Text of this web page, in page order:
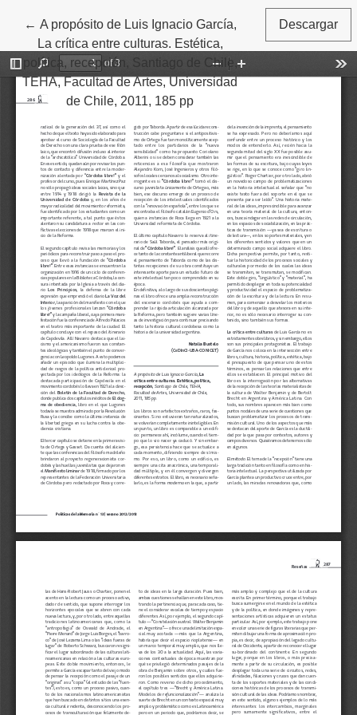
← Volver a los detalles del artículo
A propósito de Luis Ignacio García,
La crítica entre culturas. Estética,
política, recepción, Santiago de Chile,
TEHA, Facultad de Artes, Universidad
de Chile, 2011, 185 pp
Descargar